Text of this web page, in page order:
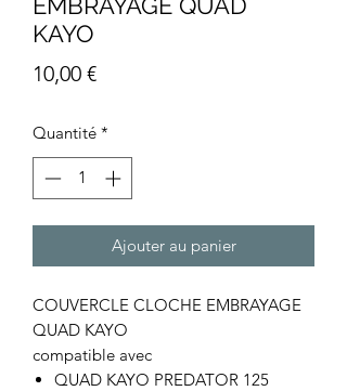
KAYO
10,00 €Prix
Quantité *
Ajouter au panier
COUVERCLE CLOCHE EMBRAYAGE
QUAD KAYO
compatible avec
QUAD KAYO PREDATOR 125